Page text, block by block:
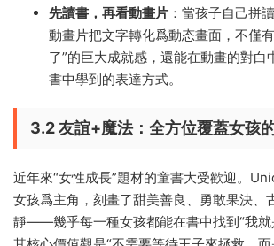
先讀書，再看動畫片 ：當孩子自己拼
動畫片把文字轉化爲動态畫面，不僅
了”的巨大成就感，還能在動畫的對白
書中學到的表達方式。
3.2 友誼+魔法：全方位覆蓋女孩
近年來“女性成長”題材的童書大受歡迎。
女孩爲主角，刻畫了甜美善良、勇敢果決、
靜——幾乎每一種女孩都能在書中找到“我就